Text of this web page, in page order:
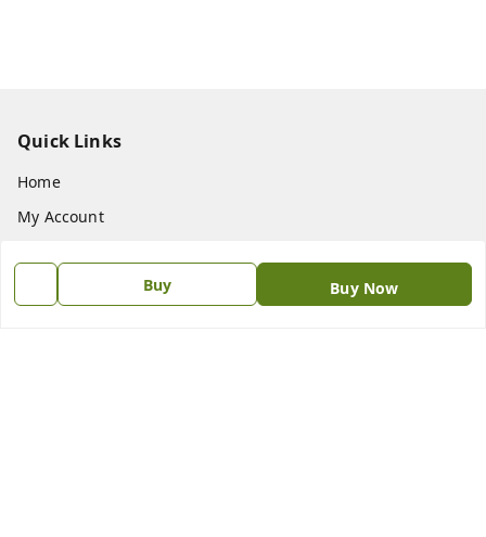
Buy Buy Now
Quick Links
Home
My Account